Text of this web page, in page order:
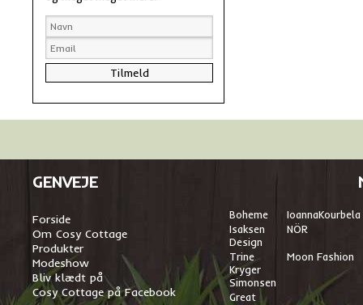
GENVEJE
Forside
Om Cosy Cottage
Produkter
Modeshow
Bliv klædt på
Cosy Cottage på Facebook
Boheme IoannaKourbela
Isaksen
Design
NÖR
Trine
Kryger
Simonsen
Moon Fashion
Great